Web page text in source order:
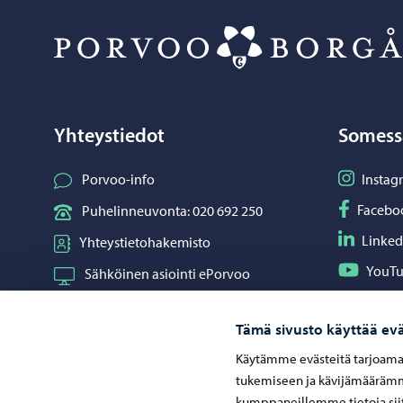
Tämä sivusto käyttää
Käytämme evästeitä
tukemiseen ja
Yhteystiedot
Porvoo-info
Puhelinneuvonta: 020 692 250
Yhteystietohakemisto
Sähköinen asiointi ePorvoo
Seuraa
Seuraa
Seuraa
Seuraa